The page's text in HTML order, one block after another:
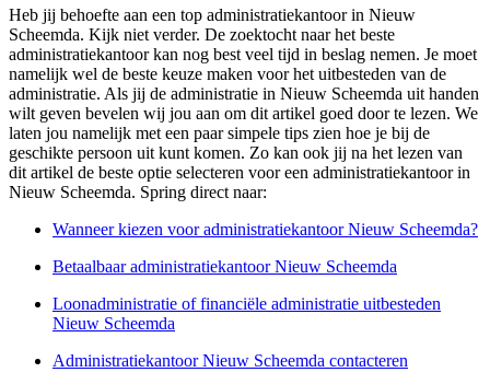
Heb jij behoefte aan een top administratiekantoor in Nieuw
Scheemda. Kijk niet verder. De zoektocht naar het beste
administratiekantoor kan nog best veel tijd in beslag nemen. Je moet
namelijk wel de beste keuze maken voor het uitbesteden van de
administratie. Als jij de administratie in Nieuw Scheemda uit handen
wilt geven bevelen wij jou aan om dit artikel goed door te lezen. We
laten jou namelijk met een paar simpele tips zien hoe je bij de
geschikte persoon uit kunt komen. Zo kan ook jij na het lezen van
dit artikel de beste optie selecteren voor een administratiekantoor in
Nieuw Scheemda. Spring direct naar:
Wanneer kiezen voor administratiekantoor Nieuw Scheemda?
Betaalbaar administratiekantoor Nieuw Scheemda
Loonadministratie of financiële administratie uitbesteden
Nieuw Scheemda
Administratiekantoor Nieuw Scheemda contacteren